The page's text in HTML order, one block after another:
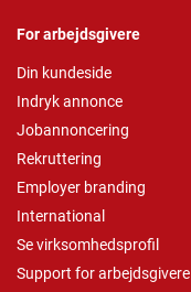
For arbejdsgivere
Din kundeside
Indryk annonce
Jobannoncering
Rekruttering
Employer branding
International
Se virksomhedsprofil
Support for arbejdsgivere